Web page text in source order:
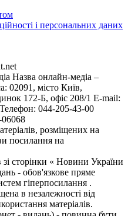
і персональних даних
Назва онлайн-медіа –
02091, місто Київ,
172-Б, офіс 208/1 E-mail:
Телефон: 044-205-43-00
06068
розміщених на
посилання на
зі сторінки « Новини України
- обов'язкове пряме
гіперпосилання .
в незалежності від
матеріалів.